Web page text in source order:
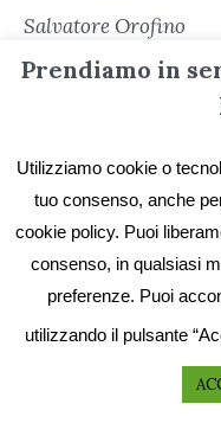
Salvatore Orofino
Salvatore Romano
Serena Cerè
Sergio Freschi
Sergio Secondiano
Prendiamo in
Utilizziamo cookie o
tuo consenso, anche
cookie policy. Puoi
consenso, in qualsiasi
preferenze. Puoi
utilizzando il pulsante